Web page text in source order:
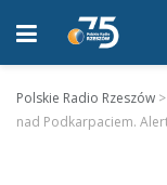
Polskie Radio Rzeszów >
nad Podkarpaciem.